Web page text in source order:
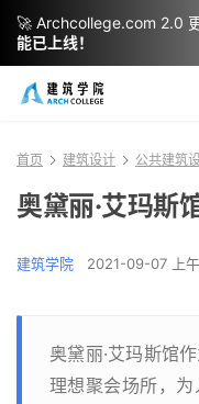
首页 建筑设计 公共建筑
奥黛丽·艾玛斯
建筑学院 2021-09-07 上
奥黛丽·艾玛斯馆
理想聚会场所，
🚀 Archcollege.com 2.0 更
能已上线！